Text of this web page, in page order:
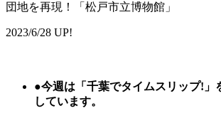
団地を再現！「松戸市立博物館」
2023/6/28 UP!
●今週は「千葉でタイムスリップ!」
しています。